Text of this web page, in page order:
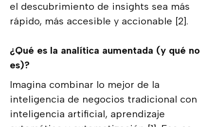
el descubrimiento de insights sea más
rápido, más accesible y accionable [2].
¿Qué es la analítica aumentada (y qué no
es)?
Imagina combinar lo mejor de la
inteligencia de negocios tradicional con
inteligencia artificial, aprendizaje